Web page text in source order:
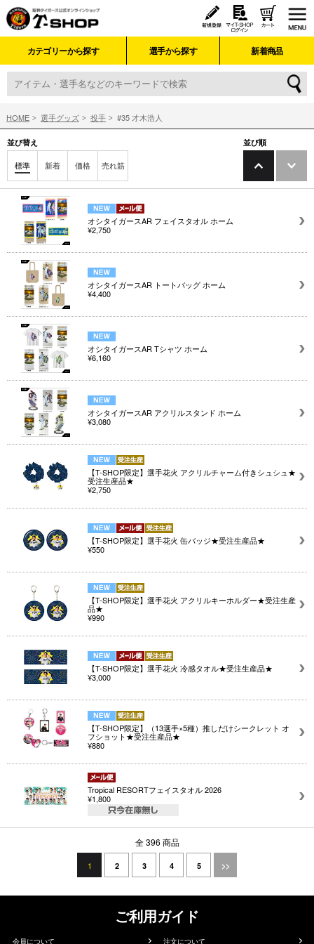
カテゴリーから探す 選手から探す 新着商品
HOME 選手グッズ 投手 #35 才木浩人
並び替え
標準 新着 価格 売れ筋
並び順
オシタイガースAR フェイスタオル ホーム
¥2,750
オシタイガースAR トートバッグ ホーム
¥4,400
オシタイガースAR Tシャツ ホーム
¥6,160
オシタイガースAR アクリルスタンド ホーム
¥3,080
【T-SHOP限定】選手花火 アクリルチャーム付きシュシュ★
受注生産品★
¥2,750
【T-SHOP限定】選手花火 缶バッジ★受注生産品★
¥550
【T-SHOP限定】選手花火 アクリルキーホルダー★受注生産
品★
¥990
【T-SHOP限定】選手花火 冷感タオル★受注生産品★
¥3,000
【T-SHOP限定】（13選手×5種）推しだけシークレット オ
フショット★受注生産品★
¥880
Tropical RESORTフェイスタオル 2026
¥1,800
全 396 商品
1 2 3 4 5 >>
ご利用ガイド
会員について 注文について